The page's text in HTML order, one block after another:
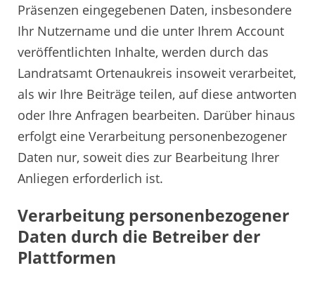
Präsenzen eingegebenen Daten, insbesondere
Ihr Nutzername und die unter Ihrem Account
veröffentlichten Inhalte, werden durch das
Landratsamt Ortenaukreis insoweit verarbeitet,
als wir Ihre Beiträge teilen, auf diese antworten
oder Ihre Anfragen bearbeiten. Darüber hinaus
erfolgt eine Verarbeitung personenbezogener
Daten nur, soweit dies zur Bearbeitung Ihrer
Anliegen erforderlich ist.
Verarbeitung personenbezogener
Daten durch die Betreiber der
Plattformen